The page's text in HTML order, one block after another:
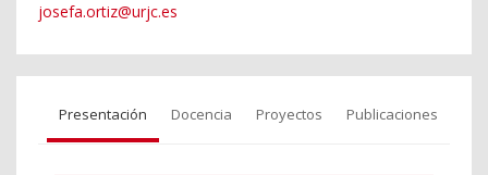
josefa.ortiz@urjc.es
Presentación Docencia Proyectos Publicaciones